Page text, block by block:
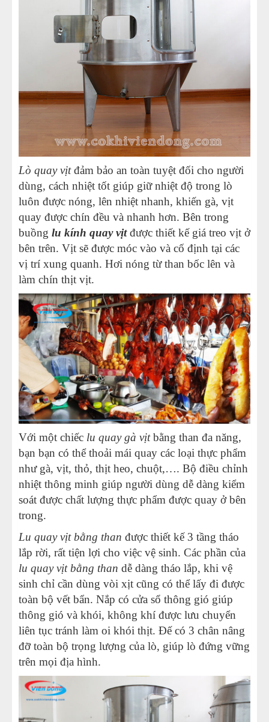
Lò quay vịtđảm bảo an toàn tuyệt đối cho người
dùng, cách nhiệt tốt giúp giữ nhiệt độ trong lò
luôn được nóng, lên nhiệt nhanh, khiến gà, vịt
quay được chín đều và nhanh hơn. Bên trong
buồng lu kính quay vịt được thiết kế giá treo vịt ở
bên trên. Vịt sẽ được móc vào và cố định tại các
vị trí xung quanh. Hơi nóng từ than bốc lên và
làm chín thịt vịt.
Với một chiếc lu quay gà vịtbằng than đa năng,
bạn bạn có thể thoải mái quay các loại thực phẩm
như gà, vịt, thỏ, thịt heo, chuột,…. Bộ điều chỉnh
nhiệt thông minh giúp người dùng dễ dàng kiểm
soát được chất lượng thực phẩm được quay ở bên
trong.
Lu quay vịt bằng than được thiết kế 3 tầng tháo
lắp rời, rất tiện lợi cho việc vệ sinh. Các phần của
lu quay vịt bằng than dễ dàng tháo lắp, khi vệ
sinh chỉ cần dùng vòi xịt cũng có thể lấy đi được
toàn bộ vết bẩn. Nắp có cửa sổ thông gió giúp
thông gió và khói, không khí được lưu chuyển
liên tục tránh làm oi khói thịt. Đế có 3 chân nâng
đỡ toàn bộ trọng lượng của lò, giúp lò đứng vững
trên mọi địa hình.